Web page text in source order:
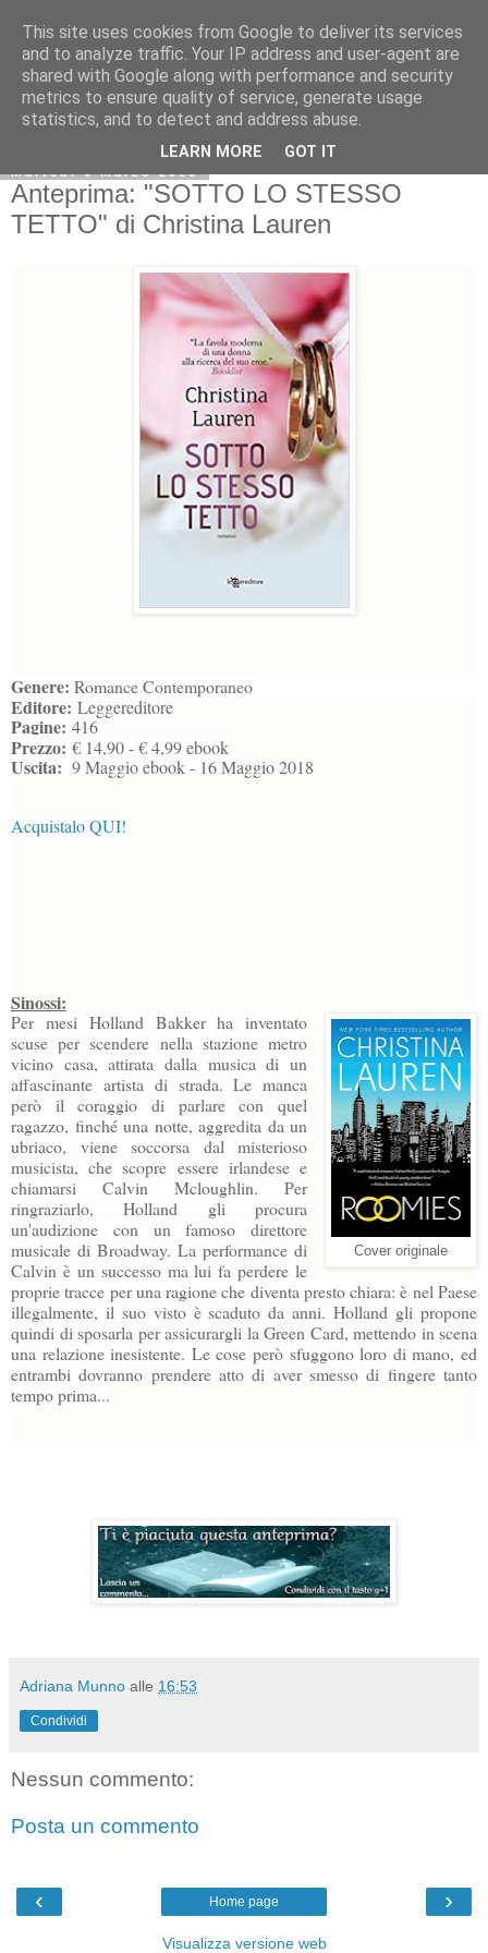
martedì 6 marzo 2018
Anteprima: "SOTTO LO STESSO
TETTO" di Christina Lauren
Genere: Romance Contemporaneo
Editore: Leggereditore
Pagine: 416
Prezzo: € 14,90 - € 4,99 ebook
Uscita: 9 Maggio ebook - 16 Maggio 2018
Acquistalo QUI!
Sinossi:
Cover originale
Per mesi Holland Bakker ha inventato
scuse per scendere nella stazione metro
vicino casa, attirata dalla musica di un
affascinante artista di strada. Le manca
però il coraggio di parlare con quel
ragazzo, finché una notte, aggredita da un
ubriaco, viene soccorsa dal misterioso
musicista, che scopre essere irlandese e
chiamarsi Calvin Mcloughlin. Per
ringraziarlo, Holland gli procura
un'audizione con un famoso direttore
musicale di Broadway. La performance di
Calvin è un successo ma lui fa perdere le
proprie tracce per una ragione che diventa presto chiara: è nel Paese
illegalmente, il suo visto è scaduto da anni. Holland gli propone
quindi di sposarla per assicurargli la Green Card, mettendo in scena
una relazione inesistente. Le cose però sfuggono loro di mano, ed
entrambi dovranno prendere atto di aver smesso di fingere tanto
tempo prima...
Adriana Munno alle 16:53
Condividi
Nessun commento:
Posta un commento
‹ ›
Home page
Visualizza versione web
This site uses cookies from Google to deliver its services
and to analyze traffic. Your IP address and user-agent are
shared with Google along with performance and security
metrics to ensure quality of service, generate usage
statistics, and to detect and address abuse.
LEARN MORE GOT IT